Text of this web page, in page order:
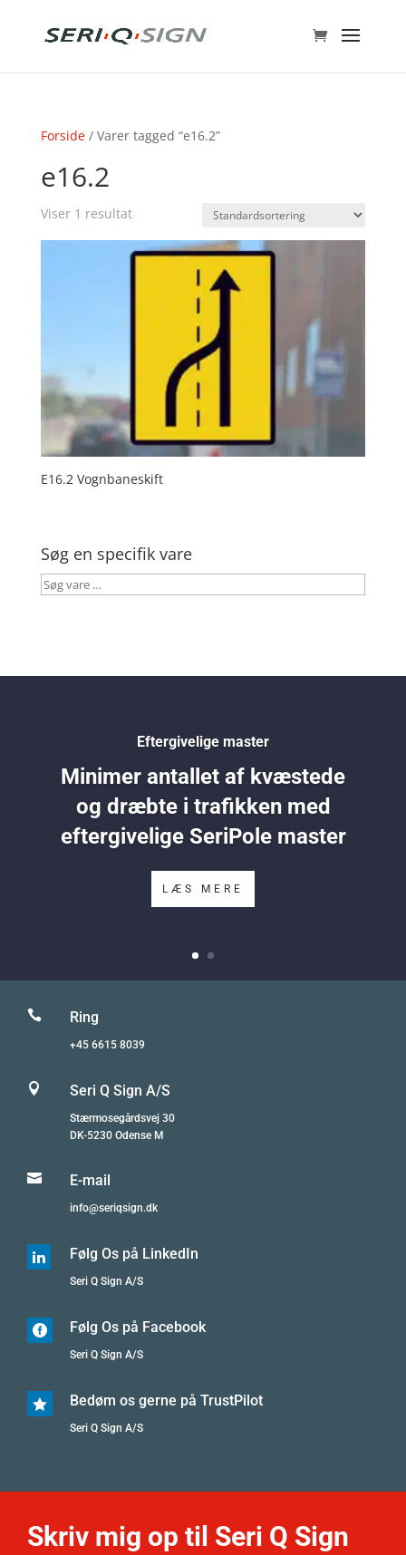
Forside/ Varer tagged “e16.2”
e16.2
Viser 1 resultat
E16.2 Vognbaneskift
Søg en specifik vare
Søg
Eftergivelige master
Minimer antallet af kvæstede
og dræbte i trafikken med
eftergivelige SeriPole master
LÆS MERE
 Ring
+45 6615 8039
 Seri Q Sign A/S
Stærmosegårdsvej 30
DK-5230 Odense M
 E-mail
info@seriqsign.dk
 Følg Os på LinkedIn
Seri Q Sign A/S
 Følg Os på Facebook
Seri Q Sign A/S
 Bedøm os gerne på TrustPilot
Seri Q Sign A/S
Skriv mig op til Seri Q Sign